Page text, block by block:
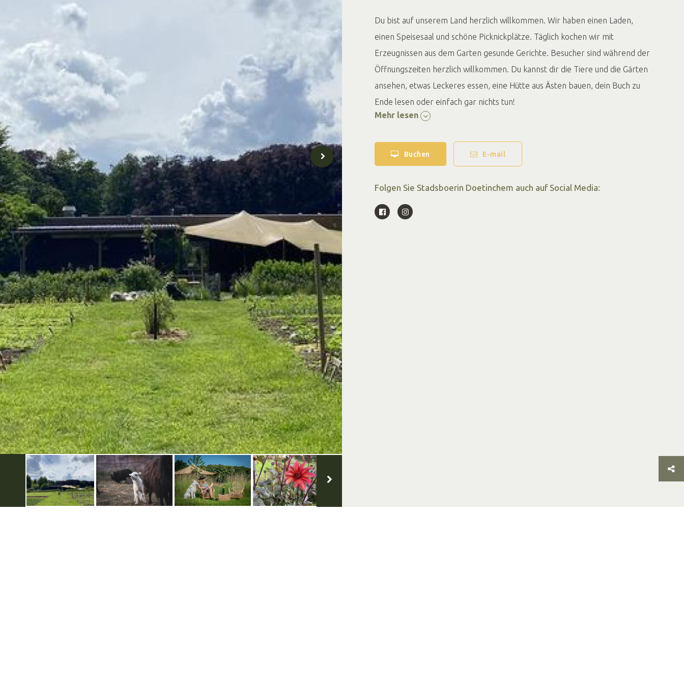
Du bist auf unserem Land herzlich willkommen. Wir haben einen Laden,
einen Speisesaal und schöne Picknickplätze. Täglich kochen wir mit
Erzeugnissen aus dem Garten gesunde Gerichte. Besucher sind während der
Öffnungszeiten herzlich willkommen. Du kannst dir die Tiere und die Gärten
ansehen, etwas Leckeres essen, eine Hütte aus Ästen bauen, dein Buch zu
Ende lesen oder einfach gar nichts tun!
Mehr lesen
Buchen E-mail
Folgen Sie Stadsboerin Doetinchem auch auf Social Media: